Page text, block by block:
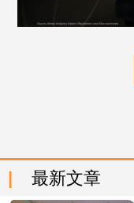
最新文章